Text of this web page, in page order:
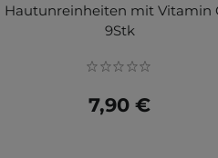
Hautunreinheiten mit Vitamin
9Stk
7,90 €